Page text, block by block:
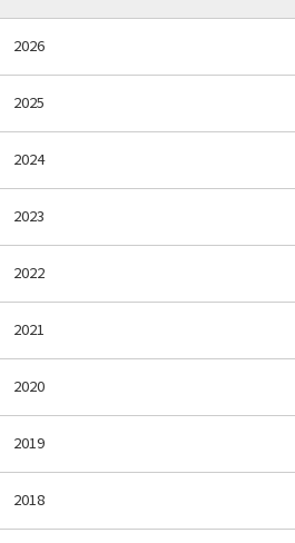
2026
2025
2024
2023
2022
2021
2020
2019
2018